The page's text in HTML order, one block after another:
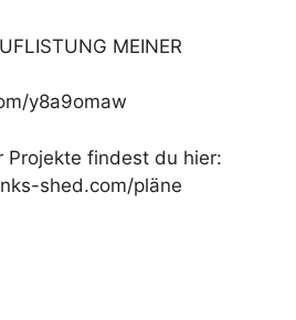
MEINER
y8a9omaw
Projekte findest du hier:
shed.com/pläne